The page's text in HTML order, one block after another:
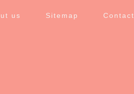
us Sitemap Contact